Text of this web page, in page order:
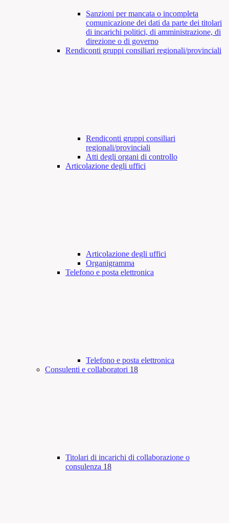
Sanzioni per mancata o incompleta
comunicazione dei dati da parte dei titolari
di incarichi politici, di amministrazione, di
direzione o di governo
Rendiconti gruppi consiliari regionali/provinciali
Rendiconti gruppi consiliari
regionali/provinciali
Atti degli organi di controllo
Articolazione degli uffici
Articolazione degli uffici
Organigramma
Telefono e posta elettronica
Telefono e posta elettronica
Consulenti e collaboratori 18
Titolari di incarichi di collaborazione o
consulenza 18